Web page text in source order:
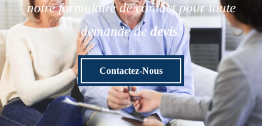
notre formulaire de contact pour toute
demande de devis.
Contactez-Nous